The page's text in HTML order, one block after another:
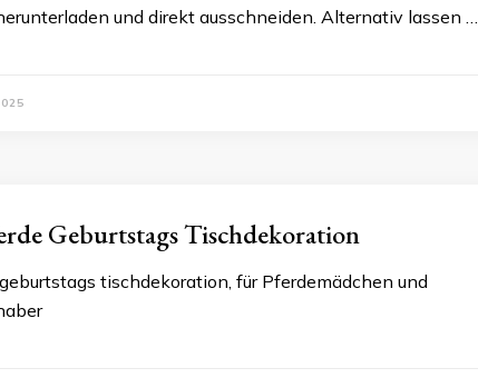
und direkt ausschneiden. Alternativ lassen …
Geburtstags Tischdekoration
tischdekoration, für Pferdemädchen und